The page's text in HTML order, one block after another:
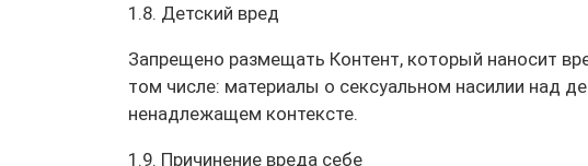
1.8. Детский вред
Запрещено размещать Контент, который наносит
том числе: материалы о сексуальном насилии над
ненадлежащем контексте.
1.9. Причинение вреда себе